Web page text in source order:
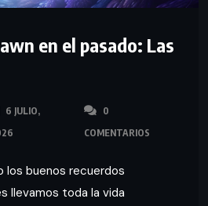
en el pasado: Las
6 JULIO,
0
COMENTARIOS
los buenos recuerdos
llevamos toda la vida